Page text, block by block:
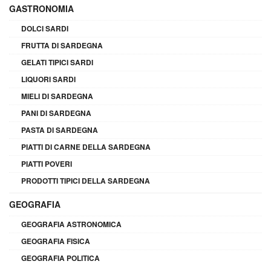
GASTRONOMIA
DOLCI SARDI
FRUTTA DI SARDEGNA
GELATI TIPICI SARDI
LIQUORI SARDI
MIELI DI SARDEGNA
PANI DI SARDEGNA
PASTA DI SARDEGNA
PIATTI DI CARNE DELLA SARDEGNA
PIATTI POVERI
PRODOTTI TIPICI DELLA SARDEGNA
GEOGRAFIA
GEOGRAFIA ASTRONOMICA
GEOGRAFIA FISICA
GEOGRAFIA POLITICA